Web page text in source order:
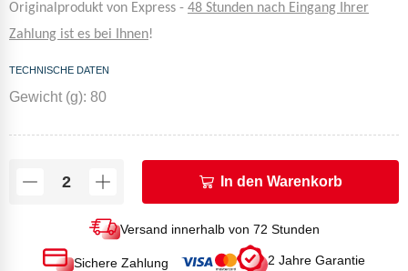
Originalprodukt von Express - 48 Stunden nach Eingang Ihrer
Zahlung ist es bei Ihnen!
TECHNISCHE DATEN
Gewicht (g): 80
In den Warenkorb
Versand innerhalb von 72 Stunden
Sichere Zahlung 2 Jahre Garantie